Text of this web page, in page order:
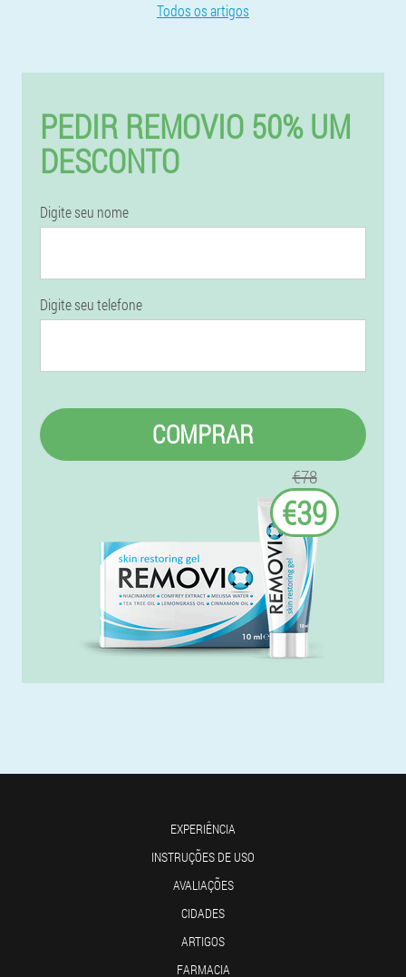
Todos os artigos
PEDIR REMOVIO 50% UM
DESCONTO
Digite seu nome
Digite seu telefone
COMPRAR
€78
€39
EXPERIÊNCIA
INSTRUÇÕES DE USO
AVALIAÇÕES
CIDADES
ARTIGOS
FARMACIA